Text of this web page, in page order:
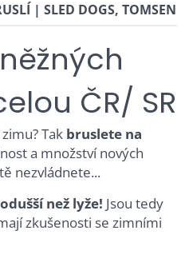
| SLED DOGS, TOMSEN
ČR/ SR
Tak bruslete na
a množství nových
nezvládnete...
než lyže! Jsou tedy
zkušenosti se zimními